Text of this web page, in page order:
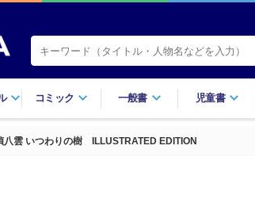
コミック 一般書 児童書
八雲 いつわりの樹 ILLUSTRATED EDITION